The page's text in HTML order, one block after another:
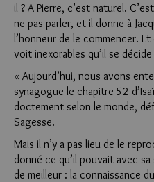
il ? A Pierre, c’est naturel.
ne pas parler, et il donne à
l’honneur de le commencer.
voit inexorables qu’il se décide
« Aujourd’hui, nous avons
synagogue le chapitre 52
doctement selon le monde,
Sagesse.
Mais il n’y a pas lieu de le
donné ce qu’il pouvait avec
de meilleur : la connaissance